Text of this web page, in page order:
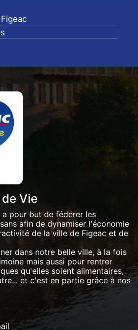
Vie
a pour but de fédérer les
afin de dynamiser l'économie
de la ville de Figeac et de
dans notre belle ville, à la fois
mais aussi pour rentrer
qu'elles soient alimentaires,
et c'est en partie grâce à nos